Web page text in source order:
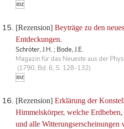
[Rezension] Beyträge zu den
Entdeckungen.
Schröter, J.H. ; Bode, J.E.
Magazin für das Neueste aus der
(1790, Bd. 6, S. 128-132)
[Rezension] Erklärung der
Himmelskörper, welche
und alle Witterungserscheinungen